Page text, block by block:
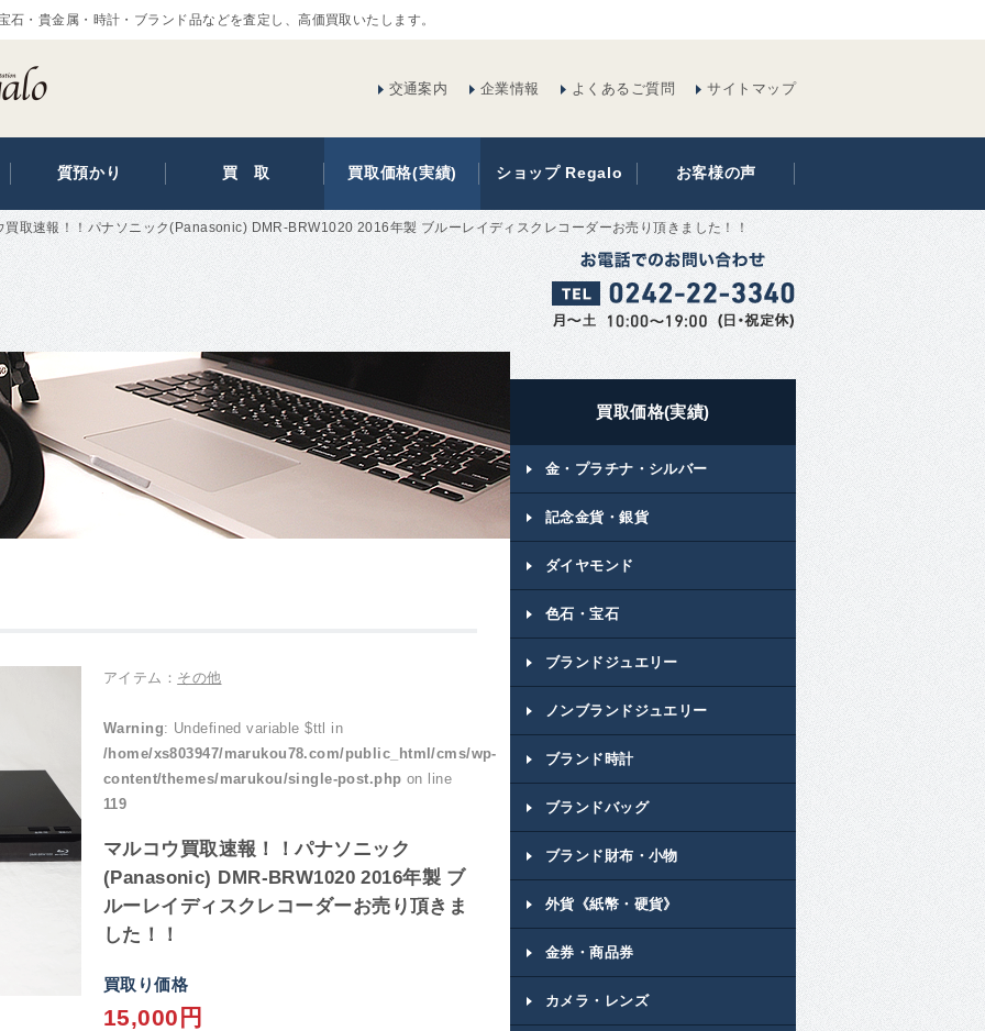
・貴金属・時計・ブランド品などを査定し、高価買取いたします。
交通案内 企業情報 よくあるご質問 サイトマップ
質預かり 買 取 買取価格(実績) ショップ Regalo お客様の声
買取速報！！パナソニック(Panasonic) DMR-BRW1020 2016年製 ブルーレイディスクレコーダーお売り頂きました！！
アイテム： その他
Warning: Undefined variable $ttl in
/home/xs803947/marukou78.com/public_html/cms/wp-
content/themes/marukou/single-post.php on line
119
マルコウ買取速報！！パナソニック
(Panasonic) DMR-BRW1020 2016年製 ブ
ルーレイディスクレコーダーお売り頂きま
した！！
買取り価格
15,000円
買取価格(実績)
金・プラチナ・シルバー
記念金貨・銀貨
ダイヤモンド
色石・宝石
ブランドジュエリー
ノンブランドジュエリー
ブランド時計
ブランドバッグ
ブランド財布・小物
外貨《紙幣・硬貨》
金券・商品券
カメラ・レンズ